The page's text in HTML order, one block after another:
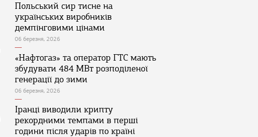
Польський сир тисне на
українських виробників
демпінговими цінами
06 березня, 2026
«Нафтогаз» та оператор ГТС мають
збудувати 484 МВт розподіленої
генерації до зими
06 березня, 2026
Іранці виводили крипту
рекордними темпами в перші
години після ударів по країні